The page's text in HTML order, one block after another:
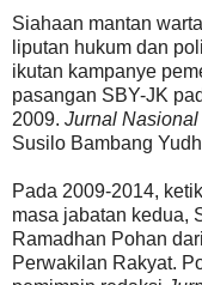
Siahaan mantan
liputan hukum dan
ikutan kampanye
pasangan SBY-JK
2009. Jurnal Nasional
Susilo Bambang
Pada 2009-2014,
masa jabatan kedua,
Ramadhan Pohan
Perwakilan Rakyat.